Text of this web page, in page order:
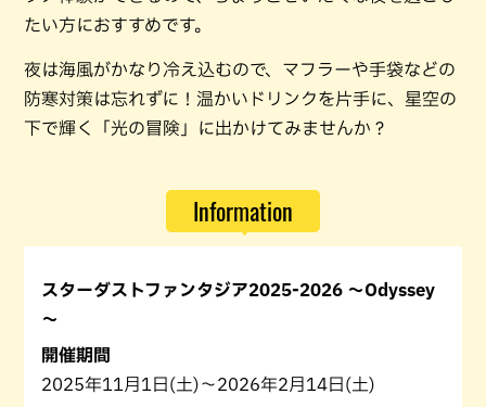
たい方におすすめです。
夜は海風がかなり冷え込むので、マフラーや手袋などの
防寒対策は忘れずに！温かいドリンクを片手に、星空の
下で輝く「光の冒険」に出かけてみませんか？
Information
スターダストファンタジア2025-2026 ～Odyssey
～
開催期間
2025年11月1日(土)～2026年2月14日(土)